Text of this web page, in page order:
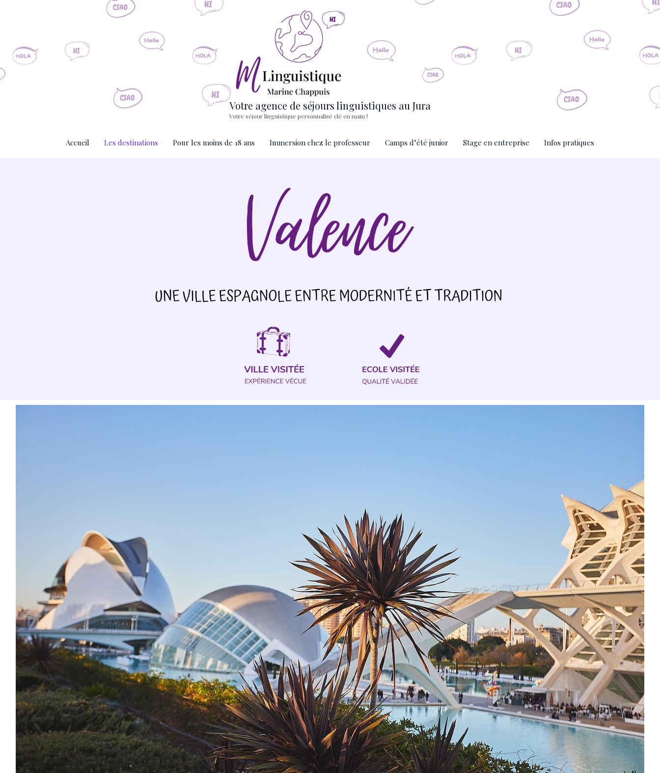
Votre agence de séjours linguistiques au Jura
Votre séjour linguistique personnalisé clé en main !
Accueil Les destinations Pour les moins de 18 ans Immersion chez le professeur Camps d’été junior Stage en entreprise Infos pratiques